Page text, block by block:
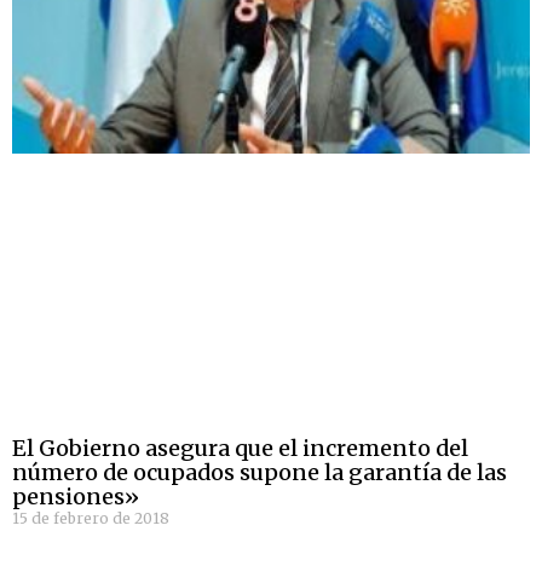
El Gobierno asegura que el incremento del
número de ocupados supone la garantía de las
pensiones»
15 de febrero de 2018